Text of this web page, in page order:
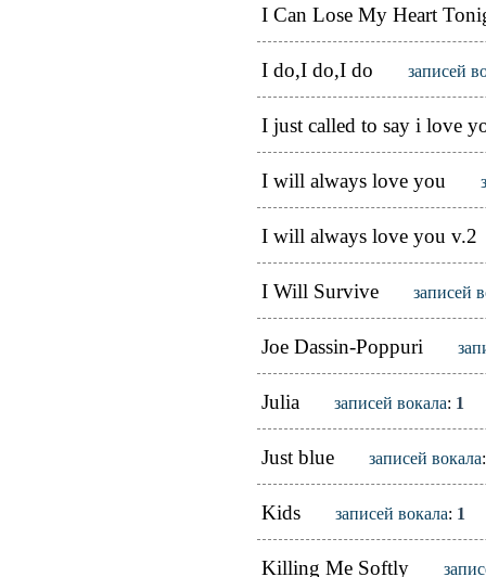
I Can Lose My Heart
I do,I do,I do записей
I just called to say i love
I will always love you
I will always love you v.2
I Will Survive записей
Joe Dassin-Poppuri
Julia записей вокала: 1
Just blue записей вокала
Kids записей вокала: 1
Killing Me Softly